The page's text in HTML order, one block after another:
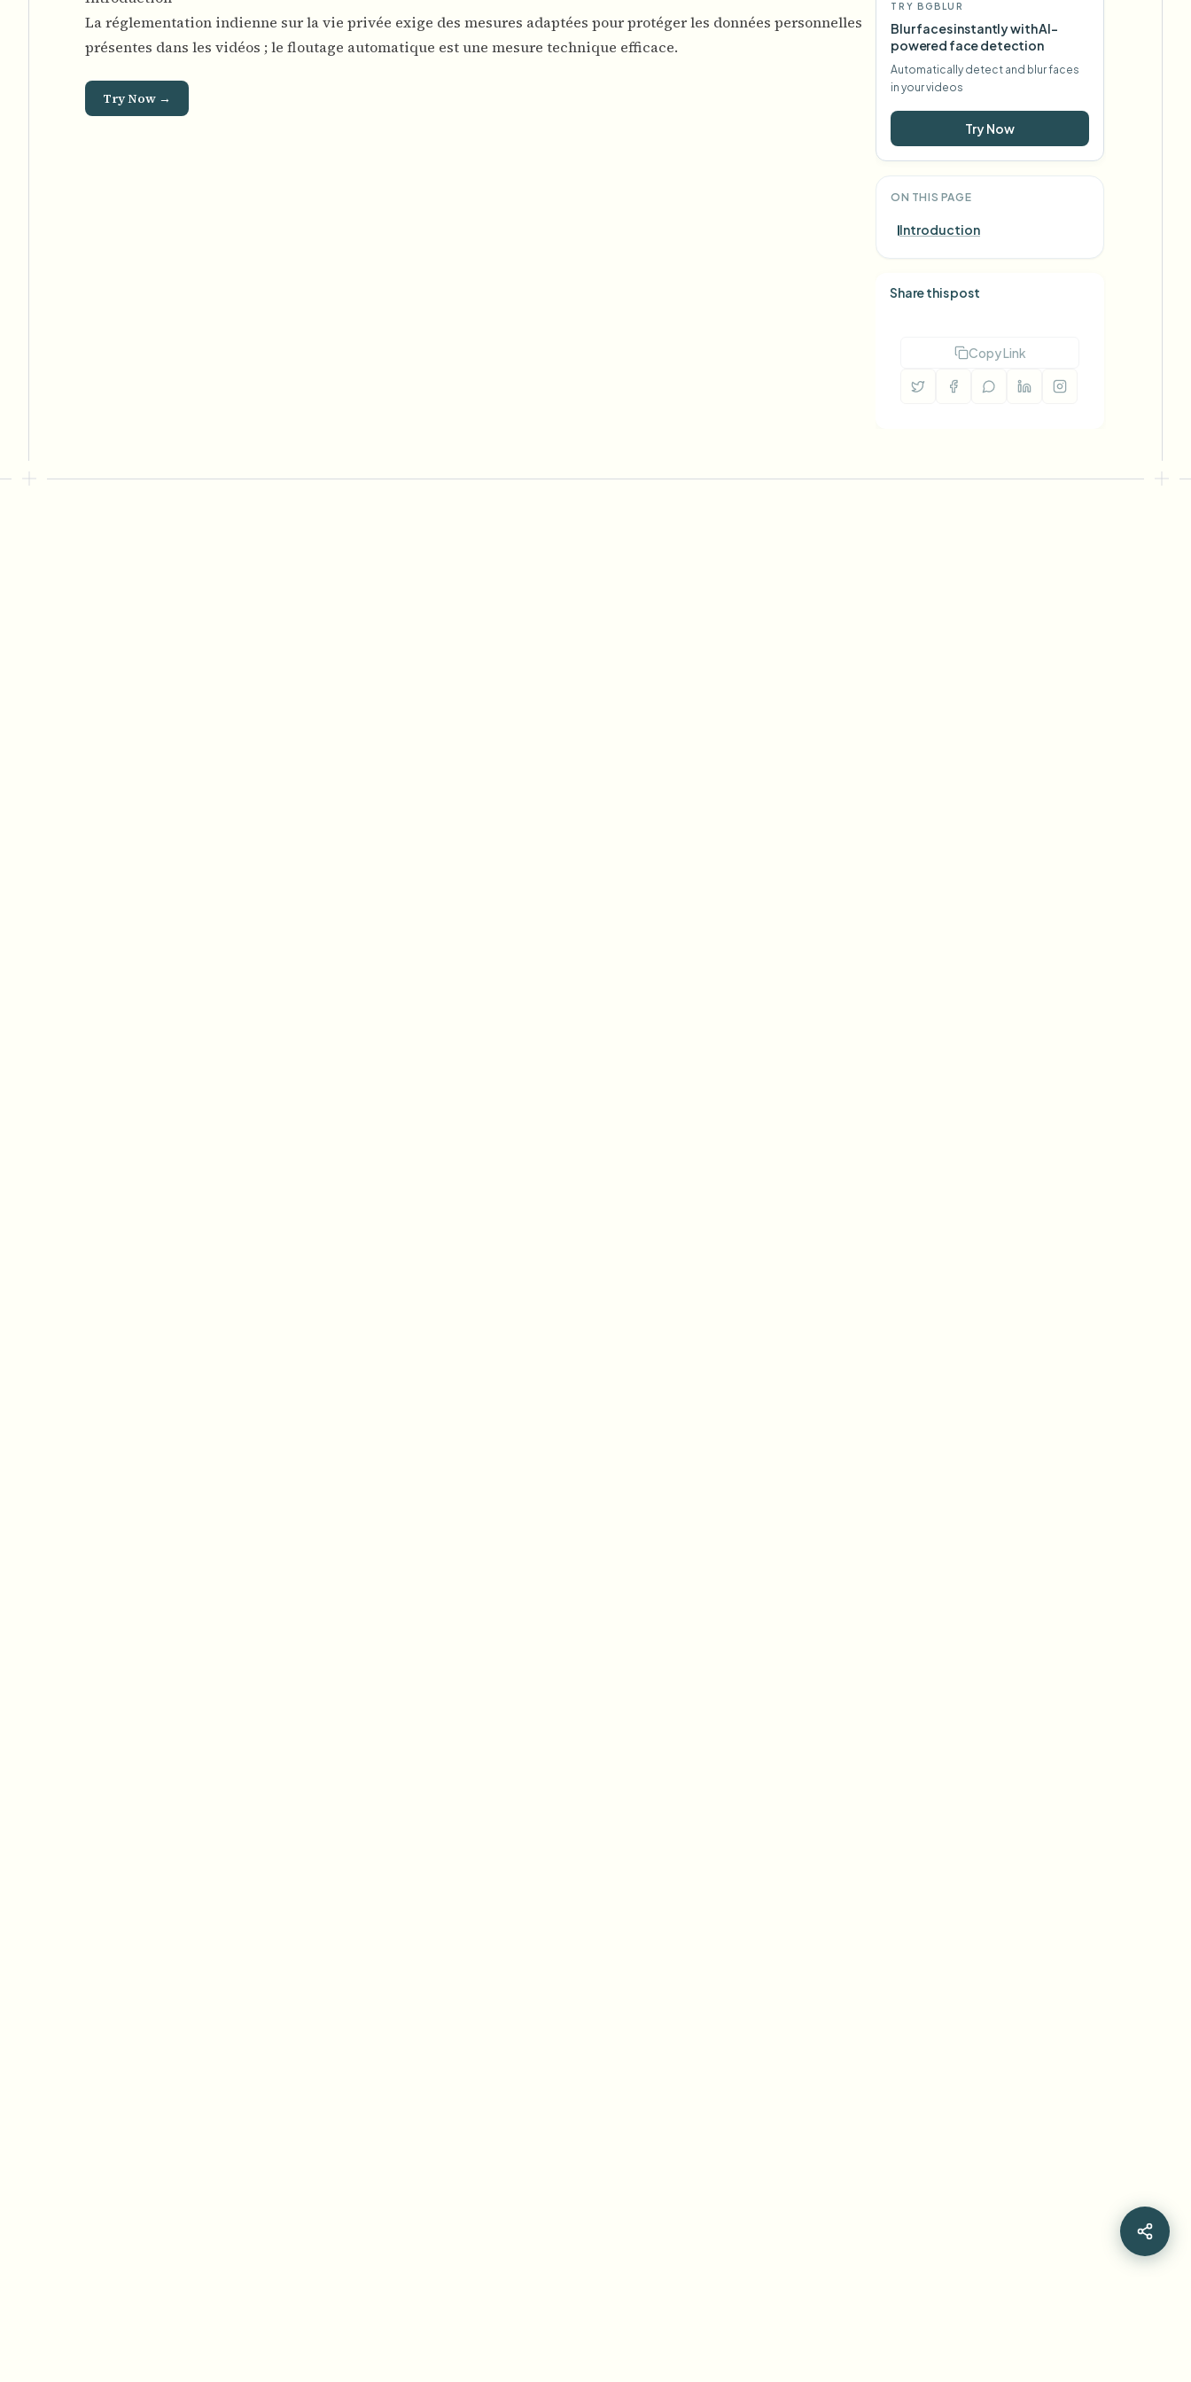
La réglementation indienne sur la vie privée exige des mesures adaptées pour protéger les données personnelles
présentes dans les vidéos ; le floutage automatique est une mesure technique efficace.
Try Now →
TRY BGBLUR
Blur faces instantly with AI-
powered face detection
Automatically detect and blur faces
in your videos
Try Now
ON THIS PAGE
Introduction
Share this post
Copy Link